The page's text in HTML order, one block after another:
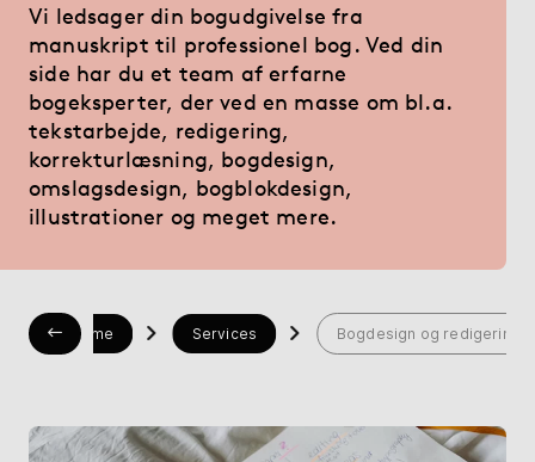
Om BoD
Forlag
Blog
Bogshop
Hjælp
myBoD Nyt bogprojekt
Vi ledsager din bogudgivelse fra
manuskript til professionel bog. Ved din
side har du et team af erfarne
bogeksperter, der ved en masse om bl.a.
tekstarbejde, redigering,
korrekturlæsning, bogdesign,
omslagsdesign, bogblokdesign,
illustrationer og meget mere.
Home Services Bogdesign og redigering